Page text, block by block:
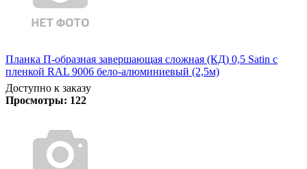
Планка П-образная завершающая сложная (КД) 0,5 Satin с
пленкой RAL 9006 бело-алюминиевый (2,5м)
Доступно к заказу
Просмотры: 122